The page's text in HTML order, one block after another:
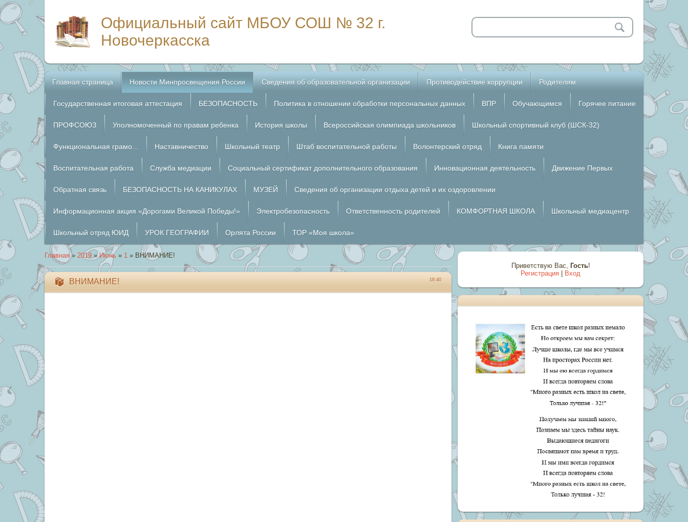
Официальный сайт МБОУ СОШ № 32 г.
Новочеркасска
Главная страница Новости Минпросвещения России Сведения об образовательной организации Противодействие коррупции Родителям
Государственная итоговая аттестация БЕЗОПАСНОСТЬ Политика в отношении обработки персональных данных ВПР Обучающимся Горячее питание
ПРОФСОЮЗ Уполномоченный по правам ребенка История школы Всероссийская олимпиада школьников Школьный спортивный клуб (ШСК-32)
Функциональная грамо... Наставничество Школьный театр Штаб воспитательной работы Волонтерский отряд Книга памяти
Воспитательная работа Служба медиации Социальный сертификат дополнительного образования Инновационная деятельность Движение Первых
Обратная связь БЕЗОПАСНОСТЬ НА КАНИКУЛАХ МУЗЕЙ Сведения об организации отдыха детей и их оздоровлении
Информационная акция «Дорогами Великой Победы!» Электробезопасность Ответственность родителей КОМФОРТНАЯ ШКОЛА Школьный медиацентр
Школьный отряд ЮИД УРОК ГЕОГРАФИИ Орлята России ТОР «Моя школа»
Главная » 2019 » Июнь » 1 » ВНИМАНИЕ!
18:40
ВНИМАНИЕ!
Приветствую Вас, Гость!
Регистрация
Вход